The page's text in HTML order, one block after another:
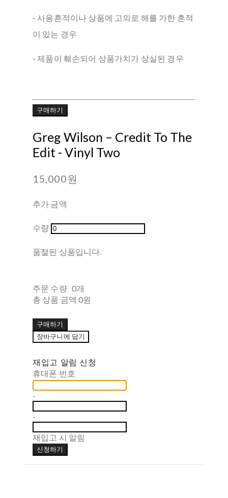
- 사용흔적이나 상품에 고의로 해를 가한 흔적
이 있는 경우
- 제품이 훼손되어 상품가치가 상실된 경우
구매하기
Greg Wilson – Credit To The
Edit - Vinyl Two
15,000원
추가 금액
수량
품절된 상품입니다.
주문 수량 0개
총 상품 금액 0원
구매하기
장바구니에 담기
재입고 알림 신청
휴대폰 번호
-
-
재입고 시 알림
신청하기